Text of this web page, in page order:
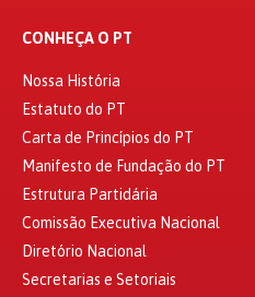
CONHEÇA O PT
Nossa História
Estatuto do PT
Carta de Princípios do PT
Manifesto de Fundação do PT
Estrutura Partidária
Comissão Executiva Nacional
Diretório Nacional
Secretarias e Setoriais